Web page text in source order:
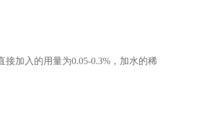
加入的用量为0.05-0.3%，加水的稀